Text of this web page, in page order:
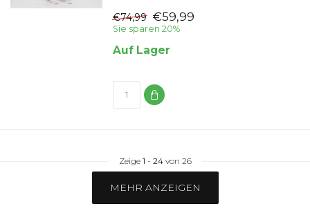
€74,99 €59,99
Sie sparen 20%
Auf Lager
Zeige 1 - 24von 26
MEHR ANZEIGEN